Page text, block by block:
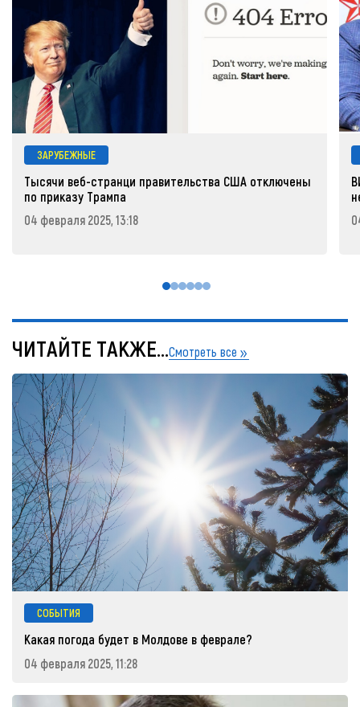
ЗАРУБЕЖНЫЕ
Тысячи веб-странци правительства США отключены
по приказу Трампа
04 февраля 2025, 13:18
ЧИТАЙТЕ ТАКЖЕ...Смотреть все
СОБЫТИЯ
Какая погода будет в Молдове в феврале?
04 февраля 2025, 11:28